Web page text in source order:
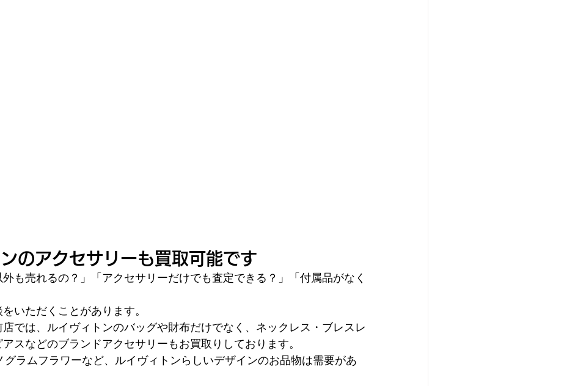
のアクセサリーも買取可能です
外も売れるの？」「アクセサリーだけでも査定できる？」「付属品がなく
いただくことがあります。
では、ルイヴィトンのバッグや財布だけでなく、ネックレス・ブレスレ
スなどのブランドアクセサリーもお買取りしております。
グラムフラワーなど、ルイヴィトンらしいデザインのお品物は需要があ